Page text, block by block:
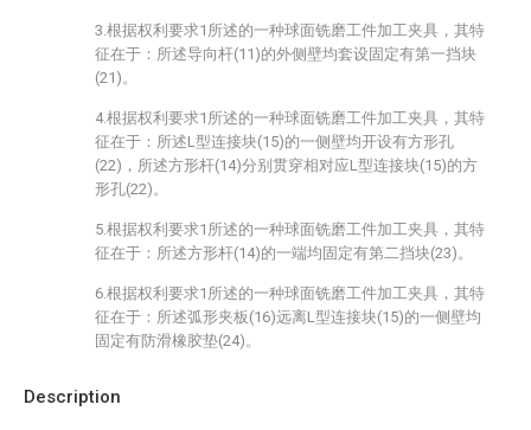
Description
3.根据权利要求1所述的一种球面铣磨工件加工夹具，其特
征在于：所述导向杆(11)的外侧壁均套设固定有第一挡块
(21)。
4.根据权利要求1所述的一种球面铣磨工件加工夹具，其特
征在于：所述L型连接块(15)的一侧壁均开设有方形孔
(22)，所述方形杆(14)分别贯穿相对应L型连接块(15)的方
形孔(22)。
5.根据权利要求1所述的一种球面铣磨工件加工夹具，其特
征在于：所述方形杆(14)的一端均固定有第二挡块(23)。
6.根据权利要求1所述的一种球面铣磨工件加工夹具，其特
征在于：所述弧形夹板(16)远离L型连接块(15)的一侧壁均
固定有防滑橡胶垫(24)。